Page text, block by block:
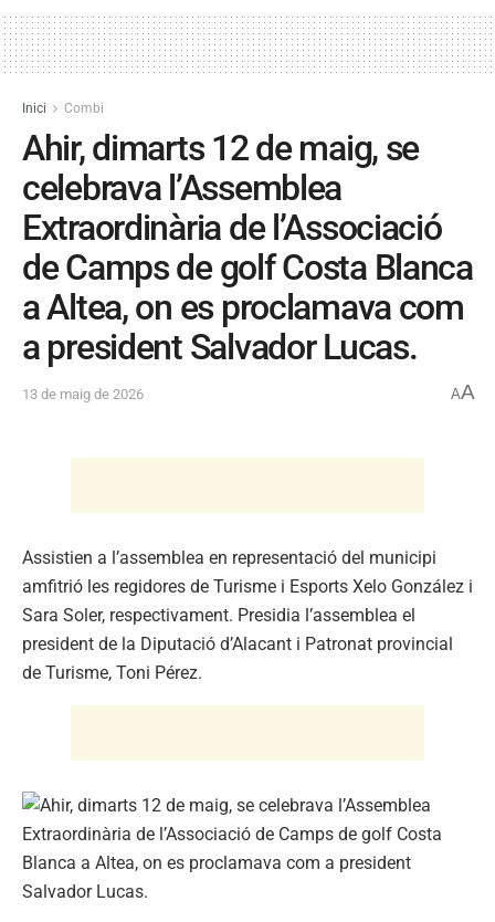
Inici Combi
Ahir, dimarts 12 de maig, se
celebrava l’Assemblea
Extraordinària de l’Associació
de Camps de golf Costa Blanca
a Altea, on es proclamava com
a president Salvador Lucas.
13 de maig de 2026 AA
Assistien a l’assemblea en representació del municipi
amfitrió les regidores de Turisme i Esports Xelo González i
Sara Soler, respectivament. Presidia l’assemblea el
president de la Diputació d’Alacant i Patronat provincial
de Turisme, Toni Pérez.